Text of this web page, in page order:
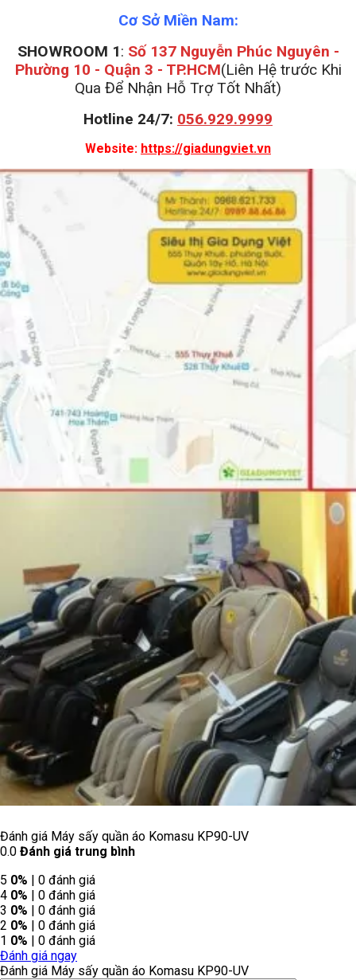
Cơ Sở Miền Nam:
SHOWROOM 1: Số 137 Nguyễn Phúc Nguyên -
Phường 10 - Quận 3 - TP.HCM(Liên Hệ trước Khi
Qua Để Nhận Hỗ Trợ Tốt Nhất)
Hotline 24/7: 056.929.9999
Website: https://giadungviet.vn
Đánh giá Máy sấy quần áo Komasu KP90-UV
0.0 Đánh giá trung bình
5 0% | 0 đánh giá
4 0% | 0 đánh giá
3 0% | 0 đánh giá
2 0% | 0 đánh giá
1 0% | 0 đánh giá
Đánh giá ngay
Đánh giá Máy sấy quần áo Komasu KP90-UV